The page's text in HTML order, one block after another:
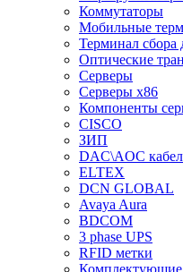
Коммутаторы
Мобильные
Терминал сбора
Оптические
Серверы
Серверы x86
Компоненты
CISCO
ЗИП
DAC\AOC
ELTEX
DCN GLOBAL
Avaya Aura
BDCOM
3 phase UPS
RFID метки